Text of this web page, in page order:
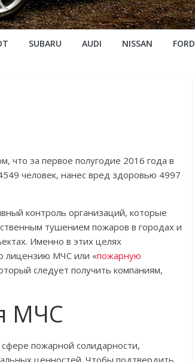
SUBARU AUDI NISSAN FORD
что за первое полугодие 2016 года в
человек, нанес вред здоровью 4997
контроль организаций, которые
тушением пожаров в городах и
Именно в этих целях
лицензию МЧС или «пожарную
следует получить компаниям,
МЧС
пожарной солидарности,
ценностей. Чтобы подтвердить